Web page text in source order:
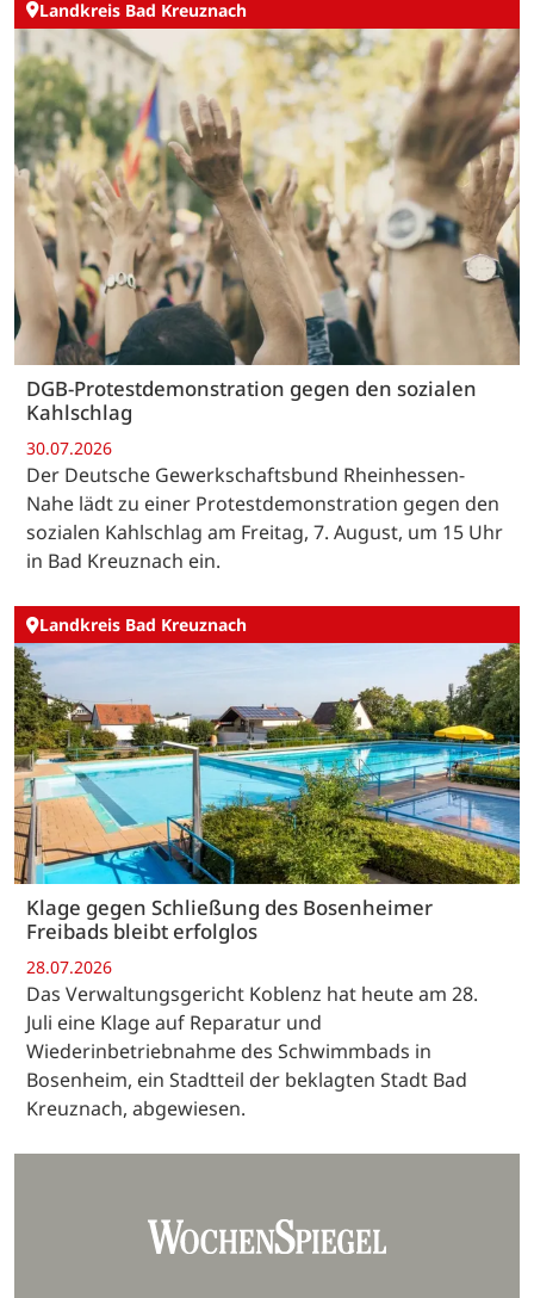
Landkreis Bad Kreuznach
DGB-Protestdemonstration gegen den sozialen
Kahlschlag
30.07.2026
Der Deutsche Gewerkschaftsbund Rheinhessen-
Nahe lädt zu einer Protestdemonstration gegen den
sozialen Kahlschlag am Freitag, 7. August, um 15 Uhr
in Bad Kreuznach ein.
Landkreis Bad Kreuznach
Klage gegen Schließung des Bosenheimer
Freibads bleibt erfolglos
28.07.2026
Das Verwaltungsgericht Koblenz hat heute am 28.
Juli eine Klage auf Reparatur und
Wiederinbetriebnahme des Schwimmbads in
Bosenheim, ein Stadtteil der beklagten Stadt Bad
Kreuznach, abgewiesen.